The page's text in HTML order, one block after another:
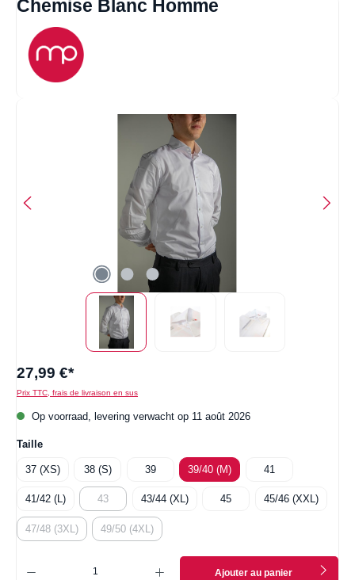
Chemise Blanc Homme
27,99 €*
Prix TTC, frais de livraison en sus
Op voorraad, levering verwacht op 11 août 2026
Sélectionnez
Taille
37 (XS) 38 (S) 39 39/40 (M) 41
41/42 (L) 43(Cette option n'est pas disponible pour le moment.)
43/44 (XL) 45 45/46 (XXL)
47/48 (3XL)(Cette option n'est pas disponible pour le moment.)
49/50 (4XL)(Cette option n'est pas disponible pour le moment.)
Quantité de produit : Entrez la quantité souhaitée ou utilisez les boutons pour augmenter
Ajouter au panier